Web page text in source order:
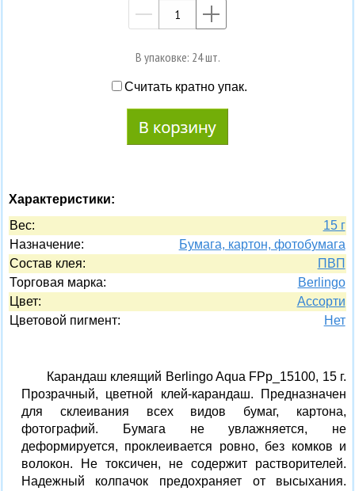
—
В упаковке: 24 шт.
Считать кратно упак.
Характеристики:
Вес:
15 г
Назначение:
Бумага, картон, фотобумага
Состав клея:
ПВП
Торговая марка:
Berlingo
Цвет:
Ассорти
Цветовой пигмент:
Нет
Карандаш клеящий Berlingo Aqua FPp_15100, 15 г.
Прозрачный, цветной клей-карандаш. Предназначен
для склеивания всех видов бумаг, картона,
фотографий. Бумага не увлажняется, не
деформируется, проклеивается ровно, без комков и
волокон. Не токсичен, не содержит растворителей.
Надежный колпачок предохраняет от высыхания.